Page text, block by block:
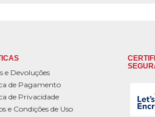
e Devoluções
de Pagamento
de Privacidade
e Condições de Uso